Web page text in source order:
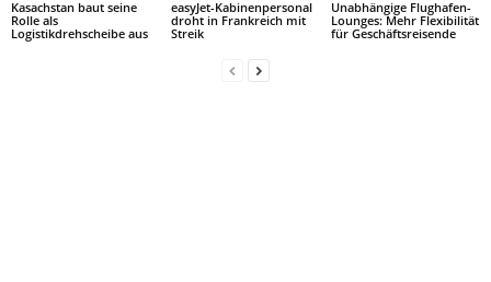
Kasachstan baut seine
Rolle als
Logistikdrehscheibe aus
easyJet-Kabinenpersonal
droht in Frankreich mit
Streik
Unabhängige Flughafen-
Lounges: Mehr Flexibilität
für Geschäftsreisende